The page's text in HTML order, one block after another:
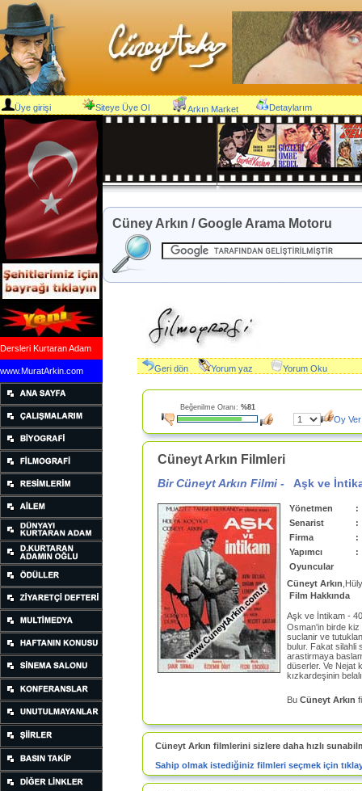
Üye girişi Siteye Üye Ol Arkın Market Detaylarım
Dersleri Kurtaran Adam
www.MuratArkin.com
Cüney Arkın / Google Arama Motoru
Geri dön Yorum yaz Yorum Oku
Beğenilme Oranı: %81
Oy Ver
Cüneyt Arkın Filmleri
Bir Cüneyt Arkın Filmi - Aşk ve
Yönetmen
:
Senarist
:
Firma
:
Yapımcı
:
Oyuncular
Cüneyt Arkın
Film Hakkında
Aşk ve İntikam -
Osman'in birde kiz
suclanir ve
bulur. Fakat silahli
arastirmaya
düserler. Ve Nejat
kızkardeşinin
Bu Cüneyt Arkın
Cüneyt Arkın filmlerini sizlere daha hızlı
Sahip olmak istediğiniz filmleri seçmek için